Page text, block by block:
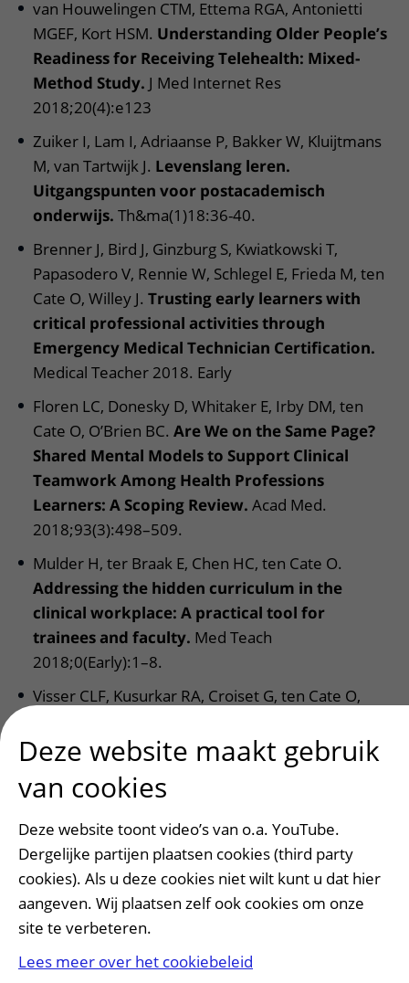
van Houwelingen CTM, Ettema RGA, Antonietti
MGEF, Kort HSM. Understanding Older People’s
Readiness for Receiving Telehealth: Mixed-
Method Study. J Med Internet Res
2018;20(4):e123
Zuiker I, Lam I, Adriaanse P, Bakker W, Kluijtmans
M, van Tartwijk J. Levenslang leren.
Uitgangspunten voor postacademisch
onderwijs. Th&ma(1)18:36-40.
Brenner J, Bird J, Ginzburg S, Kwiatkowski T,
Papasodero V, Rennie W, Schlegel E, Frieda M, ten
Cate O, Willey J. Trusting early learners with
critical professional activities through
Emergency Medical Technician Certification.
Medical Teacher 2018. Early
Floren LC, Donesky D, Whitaker E, Irby DM, ten
Cate O, O’Brien BC. Are We on the Same Page?
Shared Mental Models to Support Clinical
Teamwork Among Health Professions
Learners: A Scoping Review. Acad Med.
2018;93(3):498–509.
Mulder H, ter Braak E, Chen HC, ten Cate O.
Addressing the hidden curriculum in the
clinical workplace: A practical tool for
trainees and faculty. Med Teach
2018;0(Early):1–8.
Visser CLF, Kusurkar RA, Croiset G, ten Cate O,
interprofessional collaboration after their
experience on an IPE ward : A qualitative
analysis framed by self-determination theory.
Med Teach 2018;0(Early):1–9.
Lucey C, Thibault G, ten Cate O. Competency-
Based, Time-Variable Education in the Health
Professions: Crossroads.Acad Med.
2018;93(3):S1-5
ten Cate O, Gruppen LD, Kogan JR, Lingard LA,
Deze website maakt gebruik
van cookies
Deze website toont video’s van o.a. YouTube.
Dergelijke partijen plaatsen cookies (third party
cookies). Als u deze cookies niet wilt kunt u dat hier
aangeven. Wij plaatsen zelf ook cookies om onze
site te verbeteren.
Lees meer over het cookiebeleid